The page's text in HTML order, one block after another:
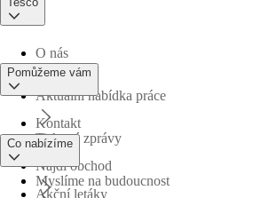
O nás
Aktuální nabídka práce
Tiskové zprávy
Myslíme na budoucnost
Pomůžeme vám
Kontakt
Najdi obchod
Co nabízíme
Akční letáky